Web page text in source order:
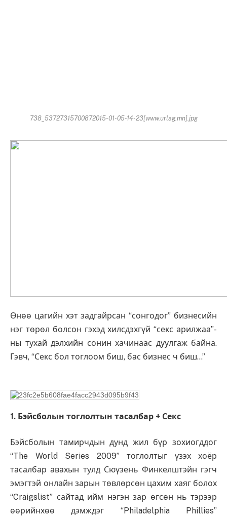
738_53727315700872015-01-05-14-23[www.urlag.mn].jpg
Өнөө цагийн хэт задгайрсан “сонгодог” бизнесийн
нэг төрөл болсон гэхэд хилсдэхгүй “секс арилжаа”-
ны тухай дэлхийн сонин хачинаас дуулгаж байна.
Гэвч, “Секс бол тоглоом биш, бас бизнес ч биш…”
1. Бэйсболын тоглолтын тасалбар + Секс
Бэйсболын тамирчдын дунд жил бүр зохиогддог
“The World Series 2009” тоглолтыг үзэх хоёр
тасалбар авахын тулд Сюүзень Финкелштэйн гэгч
эмэгтэй онлайн зарын төвлөрсөн цахим хаяг болох
“Craigslist” сайтад ийм нэгэн зар өгсөн нь тэрээр
өөрийнхөө дэмждэг “Philadelphia Phillies”